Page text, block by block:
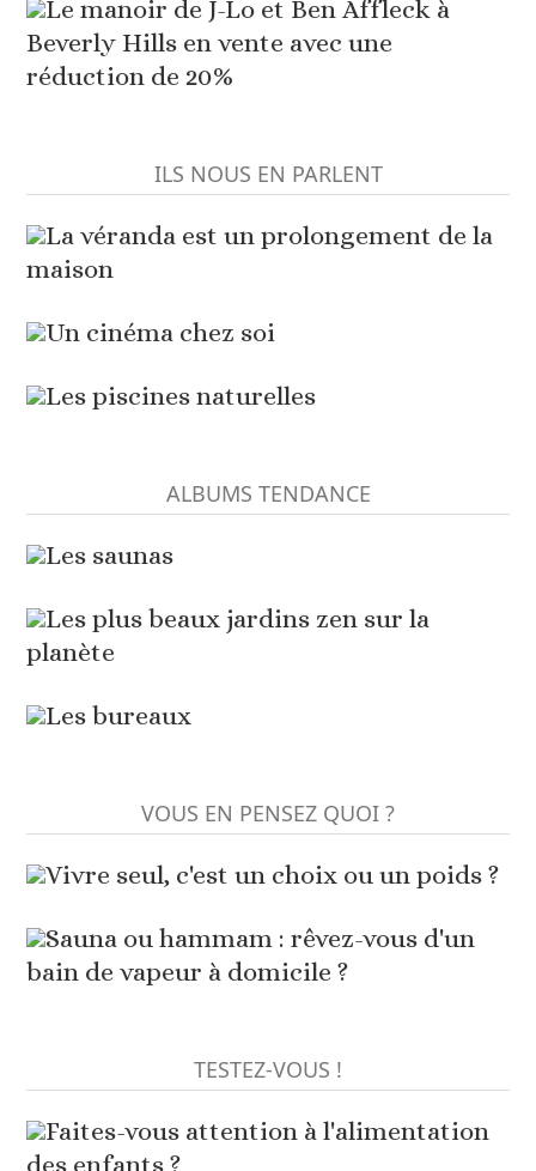
Le manoir de J-Lo et Ben Affleck à
Beverly Hills en vente avec une
réduction de 20%
ILS NOUS EN PARLENT
La véranda est un prolongement de la
maison
Un cinéma chez soi
Les piscines naturelles
ALBUMS TENDANCE
Les saunas
Les plus beaux jardins zen sur la
planète
Les bureaux
VOUS EN PENSEZ QUOI ?
Vivre seul, c'est un choix ou un poids ?
Sauna ou hammam : rêvez-vous d'un
bain de vapeur à domicile ?
TESTEZ-VOUS !
Faites-vous attention à l'alimentation
des enfants ?